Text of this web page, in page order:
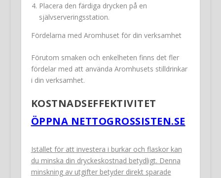
Placera den färdiga drycken på en
självserveringsstation.
Fördelarna med Aromhuset för din verksamhet
Förutom smaken och enkelheten finns det fler
fördelar med att använda Aromhusets stilldrinkar
i din verksamhet.
KOSTNADSEFFEKTIVITET
ÖPPNA NETTOGROSSISTEN.SE
Istället för att investera i burkar och flaskor kan
du minska din dryckeskostnad betydligt. Denna
minskning av utgifter betyder direkt sparade